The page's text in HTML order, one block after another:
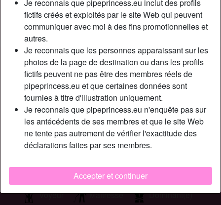
Je reconnais que pipeprincess.eu inclut des profils
fictifs créés et exploités par le site Web qui peuvent
communiquer avec moi à des fins promotionnelles et
autres.
Je reconnais que les personnes apparaissant sur les
photos de la page de destination ou dans les profils
fictifs peuvent ne pas être des membres réels de
pipeprincess.eu et que certaines données sont
fournies à titre d'illustration uniquement.
Je reconnais que pipeprincess.eu n'enquête pas sur
les antécédents de ses membres et que le site Web
ne tente pas autrement de vérifier l'exactitude des
déclarations faites par ses membres.
Accepter et continuer
Femme, En forme, Africain(e), Asiatique, Caucasien(ne),
Moyen-Oriental(e), Latin(e), 18-25, 26-35
Tags
Sexe par caméra Massage Fellation
Oral Jeu de rôle Romantique
Branlette Lingerie Cuir Latex
Costume Extérieur
Sans préservatif Gorge profonde
Voyeur Maîtresse Dominant(e)